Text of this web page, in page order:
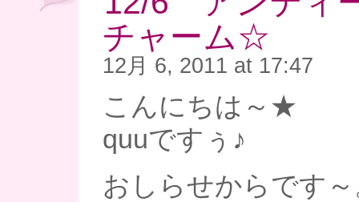
チャーム☆
12月 6, 2011 at 17:47
こんにちは～★
quuですぅ♪
おしらせからです